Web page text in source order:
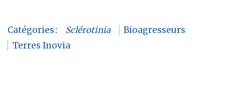
Catégories: Sclérotinia
Bioagresseurs
Terres Inovia